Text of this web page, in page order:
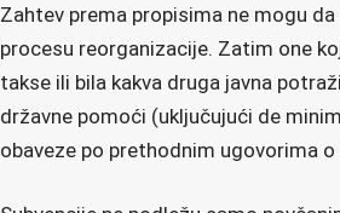
Zahtev prema propisima ne mogu
procesu reorganizacije. Zatim one
takse ili bila kakva druga javna
državne pomoći (uključujući de
obaveze po prethodnim ugovorima